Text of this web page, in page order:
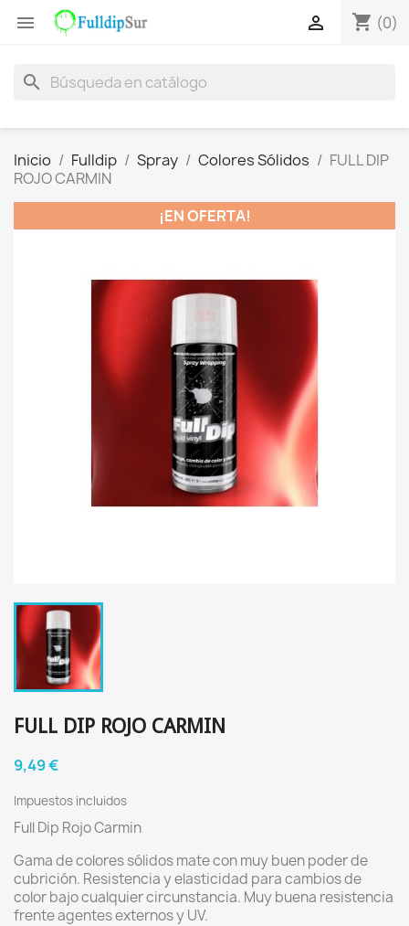
 shopping_cart (0)

search
Inicio Fulldip Spray Colores Sólidos
FULL DIP
ROJO CARMIN
¡EN OFERTA!
FULL DIP ROJO CARMIN
9,49 €
Impuestos incluidos
Full Dip Rojo Carmin
Gama de colores sólidos mate con muy buen poder de
cubrición. Resistencia y elasticidad para cambios de
color bajo cualquier circunstancia. Muy buena resistencia
frente agentes externos y UV.